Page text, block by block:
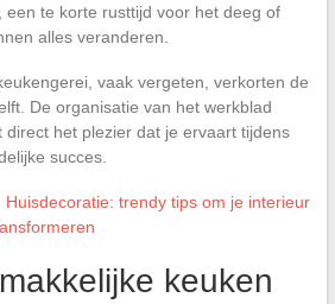
een te korte rusttijd voor het deeg of
alles veranderen.
vaak vergeten, verkorten de
De organisatie van het werkblad
direct het plezier dat je ervaart tijdens
succes.
Huisdecoratie: trendy tips om je interieur
keuken